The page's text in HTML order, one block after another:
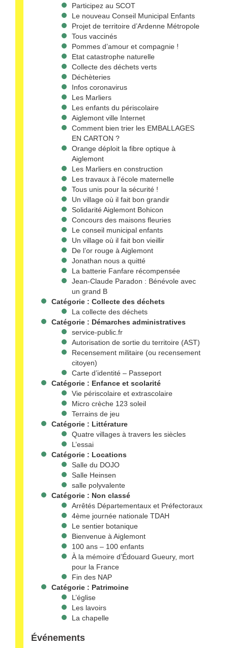
Participez au SCOT
Le nouveau Conseil Municipal Enfants
Projet de territoire d’Ardenne Métropole
Tous vaccinés
Pommes d’amour et compagnie !
Etat catastrophe naturelle
Collecte des déchets verts
Déchèteries
Infos coronavirus
Les Marliers
Les enfants du périscolaire
Aiglemont ville Internet
Comment bien trier les EMBALLAGES
EN CARTON ?
Orange déploit la fibre optique à
Aiglemont
Les Marliers en construction
Les travaux à l’école maternelle
Tous unis pour la sécurité !
Un village où il fait bon grandir
Solidarité Aiglemont Bohicon
Concours des maisons fleuries
Le conseil municipal enfants
Un village où il fait bon vieillir
De l’or rouge à Aiglemont
Jonathan nous a quitté
La batterie Fanfare récompensée
Jean-Claude Paradon : Bénévole avec
un grand B
Catégorie : Collecte des déchets
La collecte des déchets
Catégorie : Démarches administratives
service-public.fr
Autorisation de sortie du territoire (AST)
Recensement militaire (ou recensement
citoyen)
Carte d’identité – Passeport
Catégorie : Enfance et scolarité
Vie périscolaire et extrascolaire
Micro crèche 123 soleil
Terrains de jeu
Catégorie : Littérature
Quatre villages à travers les siècles
L’essai
Catégorie : Locations
Salle du DOJO
Salle Heinsen
salle polyvalente
Catégorie : Non classé
Arrêtés Départementaux et Préfectoraux
4ème journée nationale TDAH
Le sentier botanique
Bienvenue à Aiglemont
100 ans – 100 enfants
À la mémoire d’Édouard Gueury, mort
pour la France
Fin des NAP
Catégorie : Patrimoine
L’église
Les lavoirs
La chapelle
Événements